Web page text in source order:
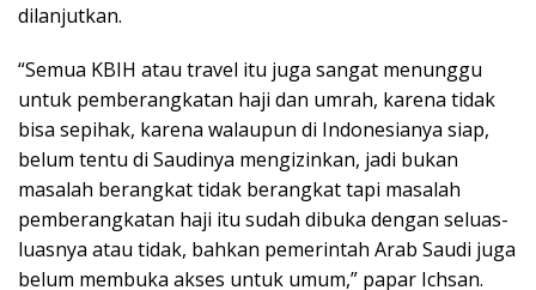
dilanjutkan.
“Semua KBIH atau travel itu juga sangat menunggu
untuk pemberangkatan haji dan umrah, karena tidak
bisa sepihak, karena walaupun di Indonesianya siap,
belum tentu di Saudinya mengizinkan, jadi bukan
masalah berangkat tidak berangkat tapi masalah
pemberangkatan haji itu sudah dibuka dengan seluas-
luasnya atau tidak, bahkan pemerintah Arab Saudi juga
belum membuka akses untuk umum,” papar Ichsan.